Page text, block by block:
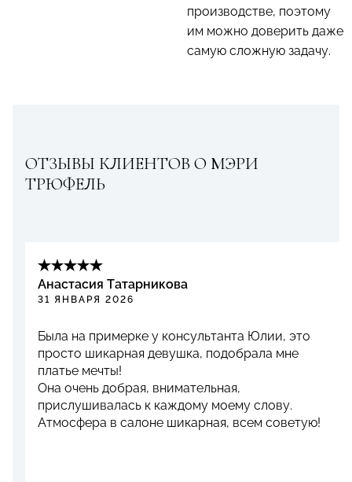
производстве, поэтому
им можно доверить даже
самую сложную задачу.
ОТЗЫВЫ КЛИЕНТОВ О МЭРИ
ТРЮФЕЛЬ
Анастасия Татарникова
31 ЯНВАРЯ 2026
Была на примерке у консультанта Юлии, это
просто шикарная девушка, подобрала мне
платье мечты!
Она очень добрая, внимательная,
прислушивалась к каждому моему слову.
Атмосфера в салоне шикарная, всем советую!